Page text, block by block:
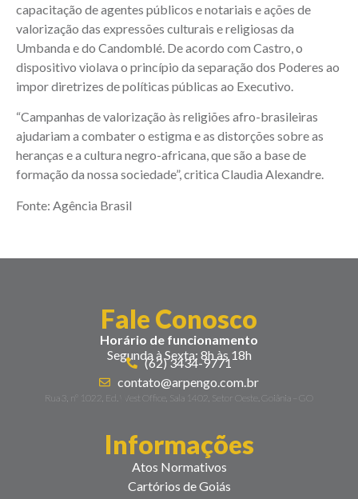
capacitação de agentes públicos e notariais e ações de
valorização das expressões culturais e religiosas da
Umbanda e do Candomblé. De acordo com Castro, o
dispositivo violava o princípio da separação dos Poderes ao
impor diretrizes de políticas públicas ao Executivo.
“Campanhas de valorização às religiões afro-brasileiras
ajudariam a combater o estigma e as distorções sobre as
heranças e a cultura negro-africana, que são a base de
formação da nossa sociedade”, critica Claudia Alexandre.
Fonte: Agência Brasil
Fale Conosco
Horário de funcionamento
Segunda à Sexta: 8h às 18h
(62) 3434-9771
contato@arpengo.com.br
Rua 3, nº 1022, Ed. West Office, Sala 1402, Setor Oeste. Goiânia – GO
Informações
Atos Normativos
Cartórios de Goiás